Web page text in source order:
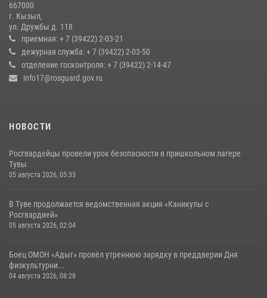
Росгвардия совместно ГИМС МЧС Тувы провела профилактические
мероприятия на территории Бай-Тайгинского района
13 июля 2026, 08:55
Кызылчанин поблагодарил сотрудников Росгвардии за
оперативное реагирование в решении конфликтной ситуации
667000
г. Кызыл,
ул. Дружбы д. 118
приемная: + 7 (39422) 2-03-21
дежурная служба: + 7 (39422) 2-03-50
отделение госконтроля: + 7 (39422) 2-14-47
info17@rosguard.gov.ru
НОВОСТИ
Росгвардейцы провели урок безопасности в пришкольном лагере
Тувы
05 августа 2026, 05:33
В Туве продолжается ведомственная акция «Каникулы с
Росгвардией»
05 августа 2026, 02:04
Боец ОМОН «Адыг» провёл утреннюю зарядку в преддверии Дня
физкультурни...
04 августа 2026, 08:28